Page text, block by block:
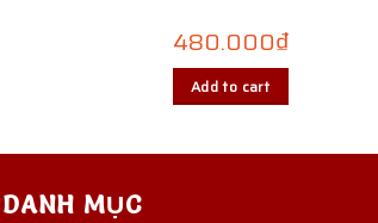
480.000₫
Add to cart
DANH MỤC